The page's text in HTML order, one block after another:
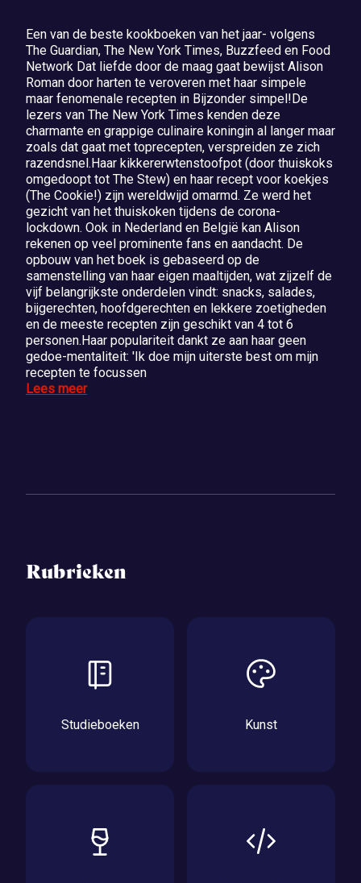
Een van de beste kookboeken van het jaar- volgens
The Guardian, The New York Times, Buzzfeed en Food
Network Dat liefde door de maag gaat bewijst Alison
Roman door harten te veroveren met haar simpele
maar fenomenale recepten in Bijzonder simpel!De
lezers van The New York Times kenden deze
charmante en grappige culinaire koningin al langer maar
zoals dat gaat met toprecepten, verspreiden ze zich
razendsnel.Haar kikkererwtenstoofpot (door thuiskoks
omgedoopt tot The Stew) en haar recept voor koekjes
(The Cookie!) zijn wereldwijd omarmd. Ze werd het
gezicht van het thuiskoken tijdens de corona-
lockdown. Ook in Nederland en België kan Alison
rekenen op veel prominente fans en aandacht. De
opbouw van het boek is gebaseerd op de
samenstelling van haar eigen maaltijden, wat zijzelf de
vijf belangrijkste onderdelen vindt: snacks, salades,
bijgerechten, hoofdgerechten en lekkere zoetigheden
en de meeste recepten zijn geschikt van 4 tot 6
personen.Haar populariteit dankt ze aan haar geen
gedoe-mentaliteit: 'Ik doe mijn uiterste best om mijn
recepten te focussen
Lees meer
Rubrieken
Studieboeken Kunst